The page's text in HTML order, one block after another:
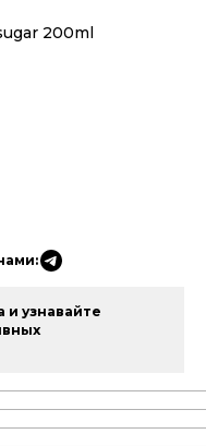
200ml
узнавайте